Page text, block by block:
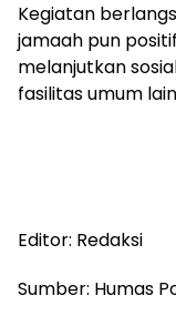
Kegiatan
jamaah pun
melanjutkan
fasilitas umum
Editor: Redaksi
Sumber: Humas